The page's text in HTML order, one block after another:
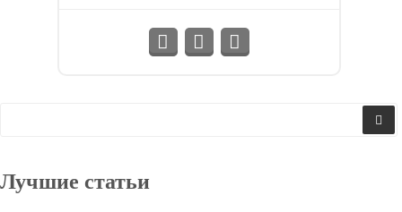
Лучшие статьи